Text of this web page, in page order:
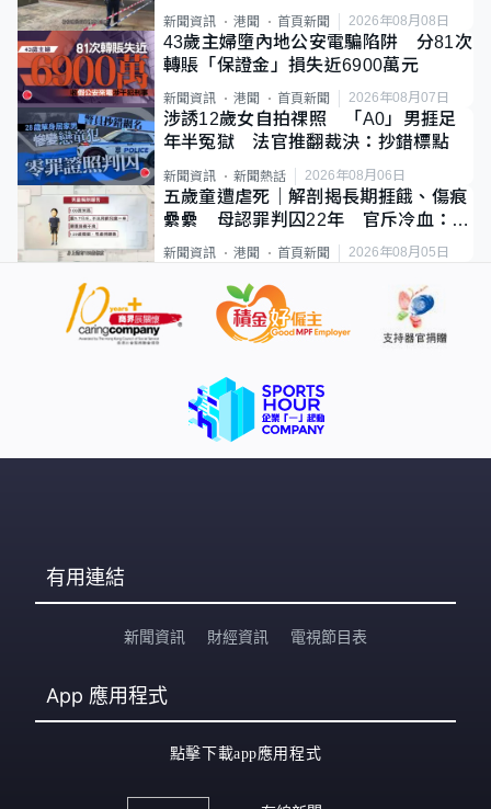
斃
新聞資訊 港聞 首頁新聞 2026年08月08日
43歲主婦墮內地公安電騙陷阱 分81次
轉賬「保證金」損失近6900萬元
新聞資訊 港聞 首頁新聞 2026年08月07日
涉誘12歲女自拍祼照 「A0」男捱足
年半冤獄 法官推翻裁決：抄錯標點
新聞資訊 新聞熱話 2026年08月06日
五歲童遭虐死｜解剖揭長期捱餓、傷痕
纍纍 母認罪判囚22年 官斥冷血：同
類案最惡劣
新聞資訊 港聞 首頁新聞 2026年08月05日
有用連結
新聞資訊 財經資訊 電視節目表
App 應用程式
點擊下載app應用程式